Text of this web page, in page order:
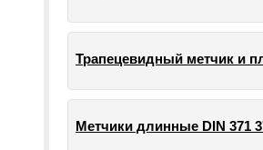
Трапецевидный метчик и
Метчики длинные DIN 371